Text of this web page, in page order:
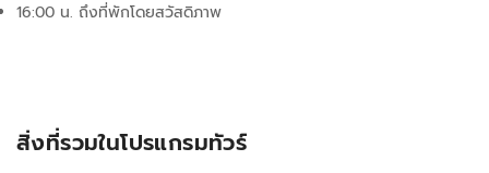
16:00 น. ถึงที่พักโดยสวัสดิภาพ
สิ่งที่รวมในโปรแกรมทัวร์